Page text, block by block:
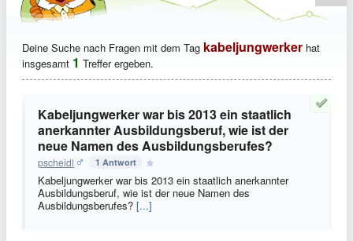
Deine Suche nach Fragen mit dem Tag kabeljungwerker hat
insgesamt 1 Treffer ergeben.
Kabeljungwerker war bis 2013 ein staatlich
anerkannter Ausbildungsberuf, wie ist der
neue Namen des Ausbildungsberufes?
pscheidl 1 Antwort
Kabeljungwerker war bis 2013 ein staatlich anerkannter
Ausbildungsberuf, wie ist der neue Namen des
Ausbildungsberufes? [...]